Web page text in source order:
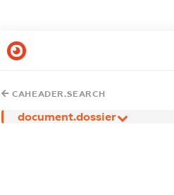
CAHEADER.SEARCH
document.dossier